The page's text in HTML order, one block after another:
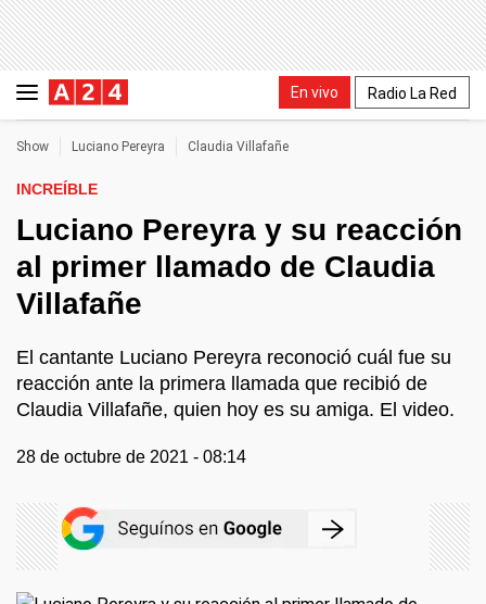
En vivo Radio La Red
Show Luciano Pereyra Claudia Villafañe
INCREÍBLE
Luciano Pereyra y su reacción
al primer llamado de Claudia
Villafañe
El cantante Luciano Pereyra reconoció cuál fue su
reacción ante la primera llamada que recibió de
Claudia Villafañe, quien hoy es su amiga. El video.
28 de octubre de 2021 - 08:14